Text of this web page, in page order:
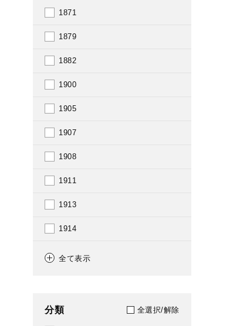
1871
1879
1882
1900
1905
1907
1908
1911
1913
1914
1915
全て表示
分類 全選択/解除